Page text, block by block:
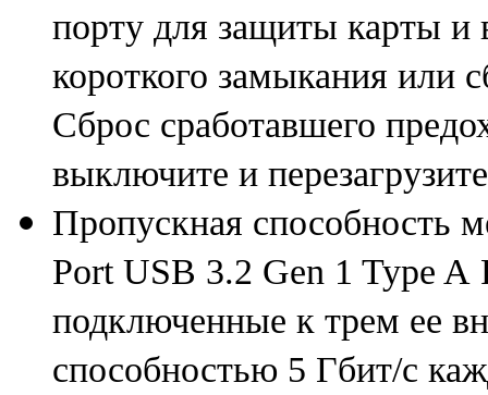
порту для защиты карты и
короткого замыкания или
Сброс сработавшего
выключите и
Пропускная способность
Port USB 3.2 Gen 1 Type A
подключенные к трем ее
способностью 5 Гбит/с